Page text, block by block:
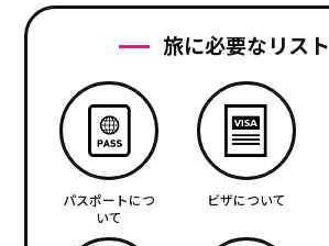
旅に必要なリスト
パスポートにつ
いて
ビザについて